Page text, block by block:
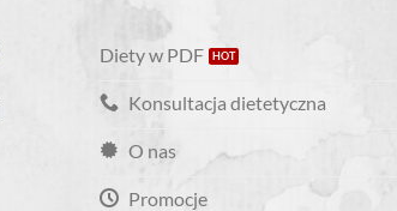
Diety w PDF
Konsultacja dietetyczna
O nas
Promocje